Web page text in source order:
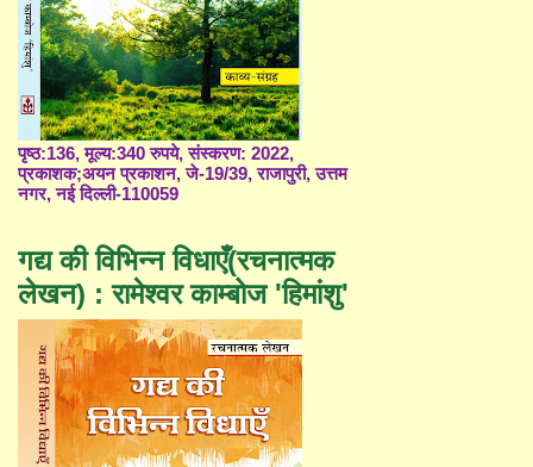
पृष्ठ:136, मूल्य:340 रुपये, संस्करण: 2022,
प्रकाशक;अयन प्रकाशन, जे-19/39, राजापुरी, उत्तम
नगर, नई दिल्ली-110059
गद्य की विभिन्न विधाएँ(रचनात्मक
लेखन) : रामेश्वर काम्बोज 'हिमांशु'